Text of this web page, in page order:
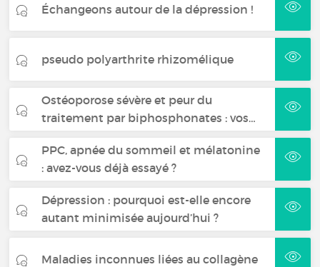
Échangeons autour de la dépression !
pseudo polyarthrite rhizomélique
Ostéoporose sévère et peur du
traitement par biphosphonates : vos…
PPC, apnée du sommeil et mélatonine
: avez-vous déjà essayé ?
Dépression : pourquoi est-elle encore
autant minimisée aujourd’hui ?
Maladies inconnues liées au collagène